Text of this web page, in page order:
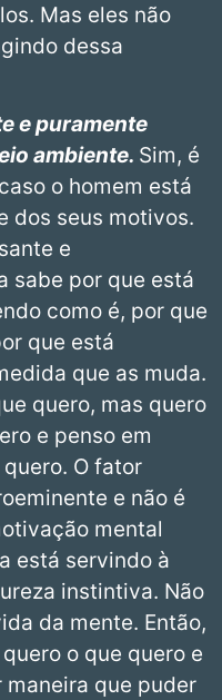
Mas eles não
dessa
e puramente
ambiente. Sim, é
o homem está
dos seus motivos.
e
sabe por que está
como é, por que
que está
que as muda.
quero, mas quero
e penso em
O fator
e não é
mental
está servindo à
instintiva. Não
da mente. Então,
o que quero e
que puder